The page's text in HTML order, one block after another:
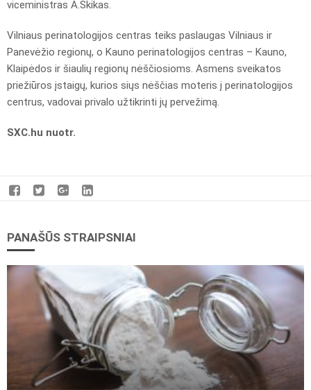
viceministras A.Skikas.
Vilniaus perinatologijos centras teiks paslaugas Vilniaus ir
Panevėžio regionų, o Kauno perinatologijos centras – Kauno,
Klaipėdos ir šiaulių regionų nėščiosioms. Asmens sveikatos
priežiūros įstaigų, kurios siųs nėščias moteris į perinatologijos
centrus, vadovai privalo užtikrinti jų pervežimą.
SXC.hu nuotr.
PANAŠŪS STRAIPSNIAI